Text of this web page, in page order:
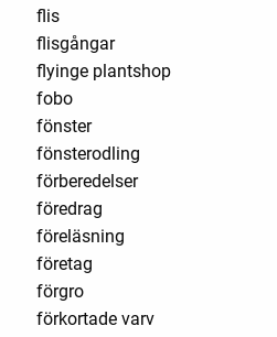
flis
flisgångar
flyinge plantshop
fobo
fönster
fönsterodling
förberedelser
föredrag
föreläsning
företag
förgro
förkortade varv